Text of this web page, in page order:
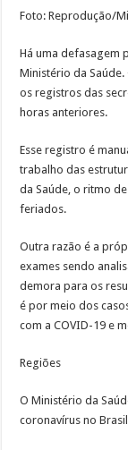
Foto: Reprodução/
Há uma defasagem
Ministério da
os registros das
horas anteriores.
Esse registro é
trabalho das
da Saúde, o ritmo
feriados.
Outra razão é a
exames sendo
demora para os
é por meio dos
com a COVID-19 e
Regiões
O Ministério da
coronavírus no